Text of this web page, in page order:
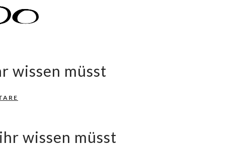
wissen müsst
wissen müsst